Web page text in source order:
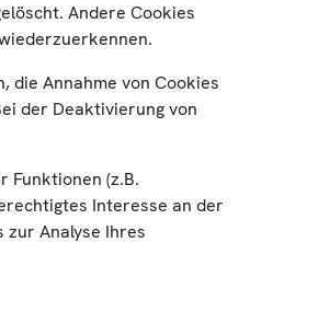
Andere Cookies
die Annahme von Cookies
der Deaktivierung von
Funktionen (z.B.
Interesse an der
Analyse Ihres